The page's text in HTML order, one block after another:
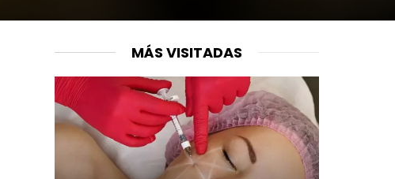
MÁS VISITADAS